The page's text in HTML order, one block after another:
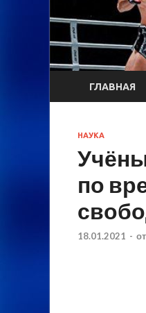
ГЛАВНАЯ
НАУКА
по
18.01.2021 - от